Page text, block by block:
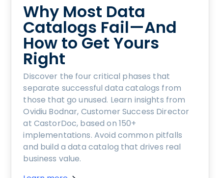
Why Most Data
Catalogs Fail—And
How to Get Yours
Right
Discover the four critical phases that
separate successful data catalogs from
those that go unused. Learn insights from
Ovidiu Bodnar, Customer Success Director
at CastorDoc, based on 150+
implementations. Avoid common pitfalls
and build a data catalog that drives real
business value.